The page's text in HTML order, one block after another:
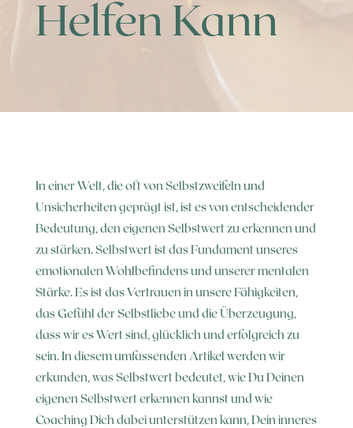
Helfen Kann
In einer Welt, die oft von Selbstzweifeln und
Unsicherheiten geprägt ist, ist es von entscheidender
Bedeutung, den eigenen Selbstwert zu erkennen und
zu stärken. Selbstwert ist das Fundament unseres
emotionalen Wohlbefindens und unserer mentalen
Stärke. Es ist das Vertrauen in unsere Fähigkeiten,
das Gefühl der Selbstliebe und die Überzeugung,
dass wir es Wert sind, glücklich und erfolgreich zu
sein. In diesem umfassenden Artikel werden wir
erkunden, was Selbstwert bedeutet, wie Du Deinen
eigenen Selbstwert erkennen kannst und wie
Coaching Dich dabei unterstützen kann, Dein inneres